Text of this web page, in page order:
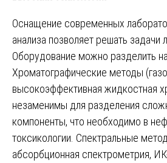
Оснащение современных
анализа позволяет решать задачи
Оборудование можно разделить
Хроматографические методы
высокоэффективная жидкостная
незаменимы для разделения
компоненты, что необходимо в
токсикологии. Спектральные
абсорбционная спектрометрия,